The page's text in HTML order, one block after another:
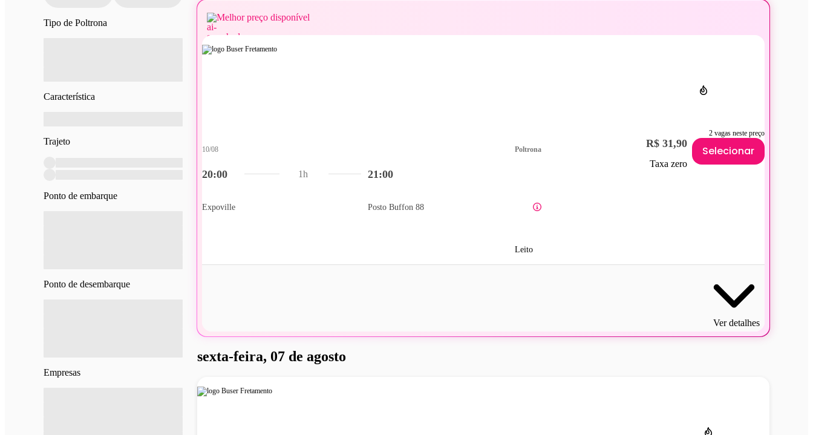
Tipo de Poltrona
Característica
Trajeto
Ponto de embarque
Ponto de desembarque
Empresas
Melhor preço disponível
2 vagas neste preço
20:00
10/08
Expoville
21:00
Posto Buffon 88
1h
Poltrona
Leito
R$ 31,90
Taxa zero
Selecionar
Ver detalhes
sexta-feira, 07 de agosto